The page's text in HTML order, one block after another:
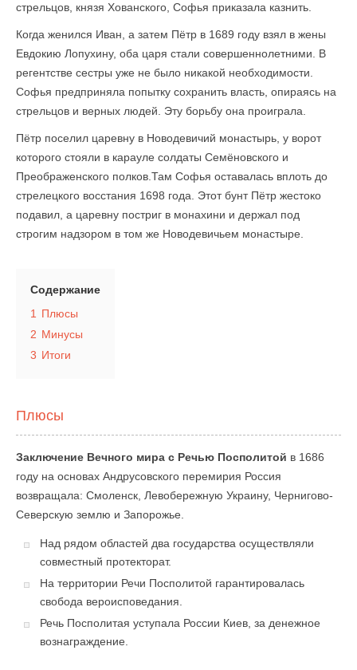
стрельцов, князя Хованского, Софья приказала казнить.
Когда женился Иван, а затем Пётр в 1689 году взял в жены
Евдокию Лопухину, оба царя стали совершеннолетними. В
регентстве сестры уже не было никакой необходимости.
Софья предприняла попытку сохранить власть, опираясь на
стрельцов и верных людей. Эту борьбу она проиграла.
Пётр поселил царевну в Новодевичий монастырь, у ворот
которого стояли в карауле солдаты Семёновского и
Преображенского полков.Там Софья оставалась вплоть до
стрелецкого восстания 1698 года. Этот бунт Пётр жестоко
подавил, а царевну постриг в монахини и держал под
строгим надзором в том же Новодевичьем монастыре.
Содержание
1
Плюсы
2 Минусы
3 Итоги
Плюсы
Заключение Вечного мира с Речью Посполитой в 1686
году на основах Андрусовского перемирия Россия
возвращала: Смоленск, Левобережную Украину, Чернигово-
Северскую землю и Запорожье.
Над рядом областей два государства осуществляли
совместный протекторат.
На территории Речи Посполитой гарантировалась
свобода вероисповедания.
Речь Посполитая уступала России Киев, за денежное
вознаграждение.